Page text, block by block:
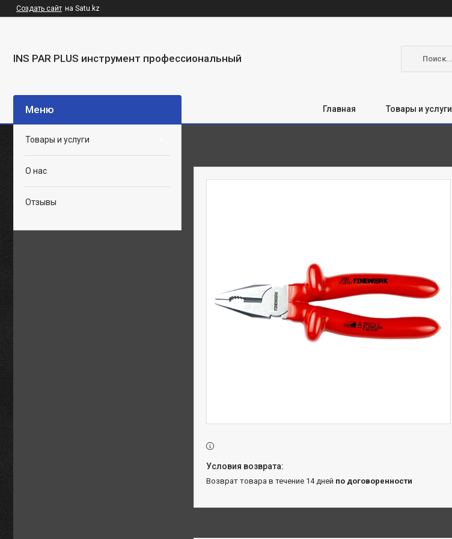
Создать сайт на Satu.kz
INS PAR PLUS инструмент профессиональный
Главная Товары и услуги
возврат товара в течение 14 дней по договоренности
Товары и услуги
О нас
Отзывы